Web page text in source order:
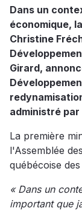
Dans un
économique,
Christine
Girard,
administré
La première
l'Assemblée
québécoise
« Dans un
important que